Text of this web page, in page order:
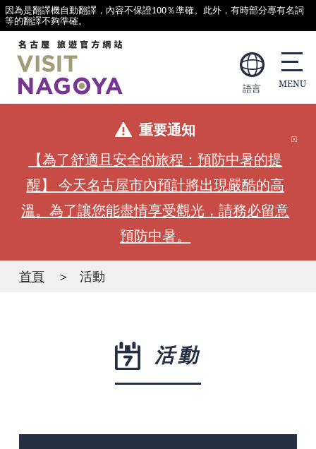
因為是翻譯機自動翻譯，內容不保證100％準確。此外，有時部分專有名詞
等的翻譯不夠準確。
語言
重要通知
【為了舒適且安全的旅程：預防中暑的提
醒】 今天名古屋市內預計將出現嚴酷的高
溫。為了讓您能盡情享受觀光，請務必留意
預防中暑。
首頁 活動
活動